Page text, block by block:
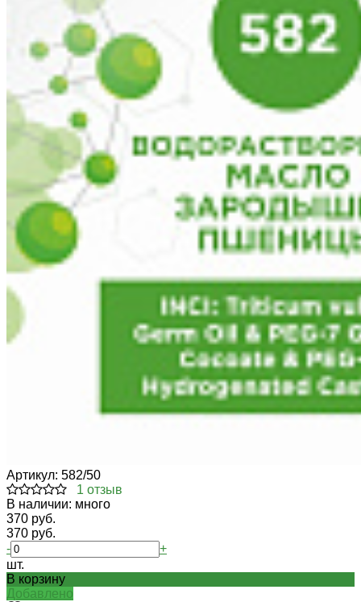
Артикул: 582/50
1 отзыв
В наличии: много
370 руб.
370 руб.
-
+
шт.
В корзину
Добавлено